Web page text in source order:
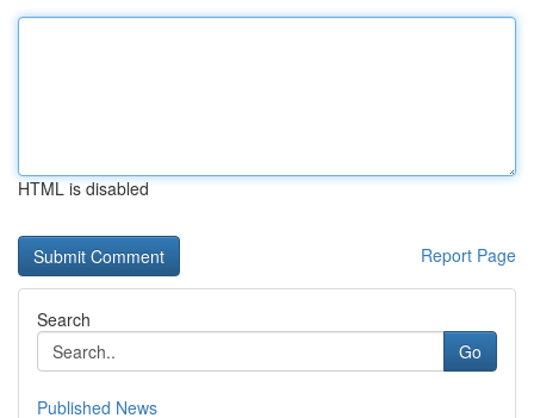
HTML is disabled
Report Page
Search
Go
Published News